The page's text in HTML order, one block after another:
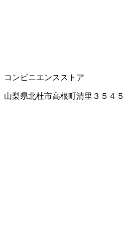
コンビニエンスストア
山梨県北杜市高根町清里３５４５